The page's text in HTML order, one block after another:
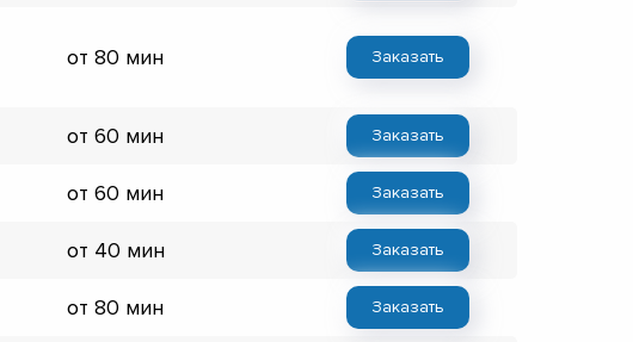
от 80 мин Заказать
от 60 мин Заказать
от 60 мин Заказать
от 40 мин Заказать
от 80 мин Заказать